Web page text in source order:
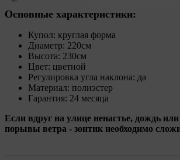
Основные характеристики:
Купол: круглая форма
Диаметр: 220см
Высота: 230см
Цвет: цветной
Регулировка угла наклона: да
Материал: полиэстер
Гарантия: 24 месяца
Если вдруг на улице ненастье, дождь
порывы ветра - зонтик необходимо